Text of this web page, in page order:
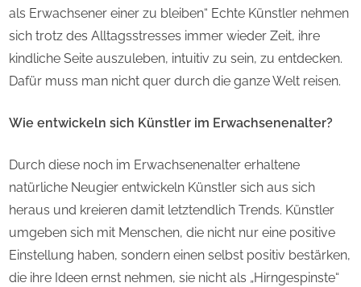
als Erwachsener einer zu bleiben“ Echte Künstler nehmen
sich trotz des Alltagsstresses immer wieder Zeit, ihre
kindliche Seite auszuleben, intuitiv zu sein, zu entdecken.
Dafür muss man nicht quer durch die ganze Welt reisen.
Wie entwickeln sich Künstler im Erwachsenenalter?
Durch diese noch im Erwachsenenalter erhaltene
natürliche Neugier entwickeln Künstler sich aus sich
heraus und kreieren damit letztendlich Trends. Künstler
umgeben sich mit Menschen, die nicht nur eine positive
Einstellung haben, sondern einen selbst positiv bestärken,
die ihre Ideen ernst nehmen, sie nicht als „Hirngespinste“